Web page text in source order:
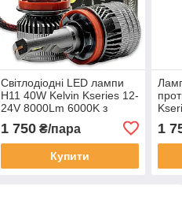
Світлодіодні LED лампи
H11 40W Kelvin Kseries 12-
24V 8000Lm 6000K з
1 750₴/пара
Купити
1